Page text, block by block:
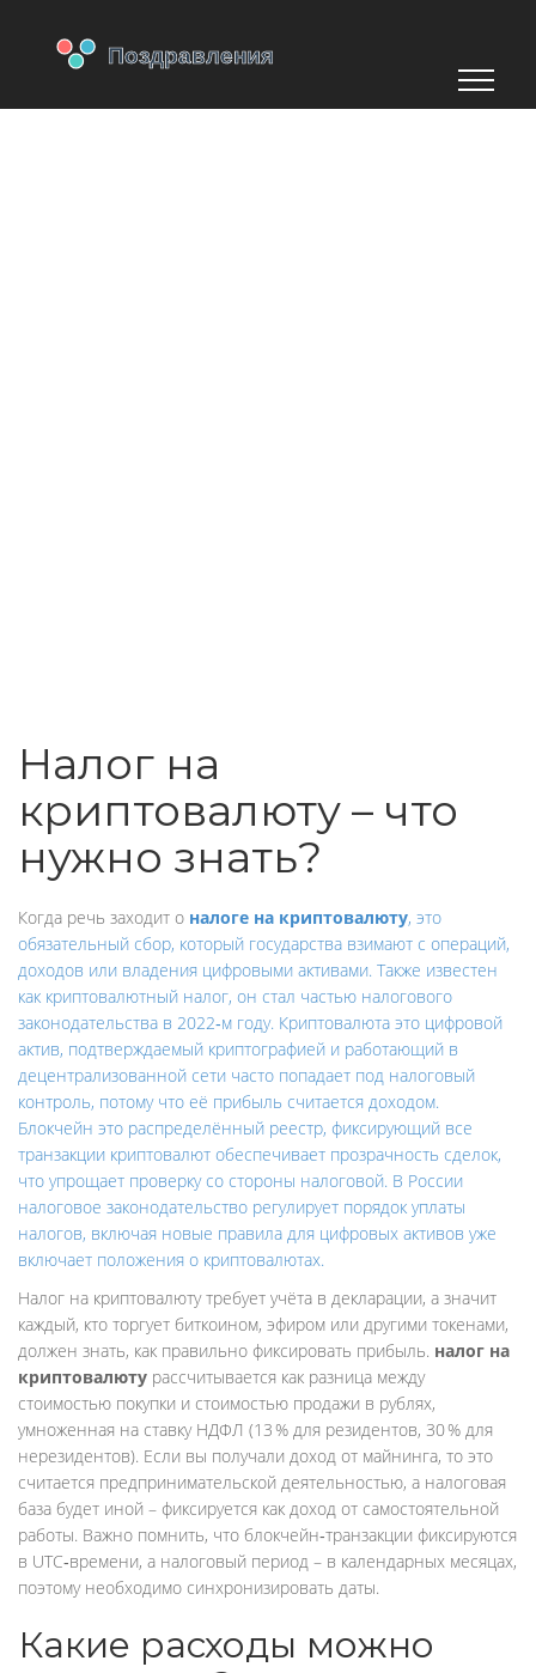
Налог на
криптовалюту – что
нужно знать?
Когда речь заходит о налоге на криптовалюту, это
обязательный сбор, который государства взимают с операций,
доходов или владения цифровыми активами. Также известен
как криптовалютный налог, он стал частью налогового
законодательства в 2022‑м году. Криптовалюта это цифровой
актив, подтверждаемый криптографией и работающий в
децентрализованной сети часто попадает под налоговый
контроль, потому что её прибыль считается доходом.
Блокчейн это распределённый реестр, фиксирующий все
транзакции криптовалют обеспечивает прозрачность сделок,
что упрощает проверку со стороны налоговой. В России
налоговое законодательство регулирует порядок уплаты
налогов, включая новые правила для цифровых активов уже
включает положения о криптовалютах.
Налог на криптовалюту требует учёта в декларации, а значит
каждый, кто торгует биткоином, эфиром или другими токенами,
должен знать, как правильно фиксировать прибыль. налог на
криптовалюту рассчитывается как разница между
стоимостью покупки и стоимостью продажи в рублях,
умноженная на ставку НДФЛ (13 % для резидентов, 30 % для
нерезидентов). Если вы получали доход от майнинга, то это
считается предпринимательской деятельностью, а налоговая
база будет иной – фиксируется как доход от самостоятельной
работы. Важно помнить, что блокчейн‑транзакции фиксируются
в UTC‑времени, а налоговый период – в календарных месяцах,
поэтому необходимо синхронизировать даты.
Какие расходы можно